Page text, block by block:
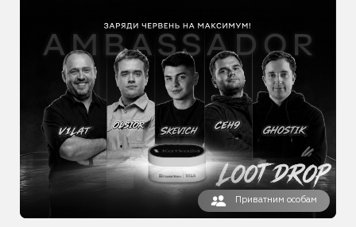
Приватним особам